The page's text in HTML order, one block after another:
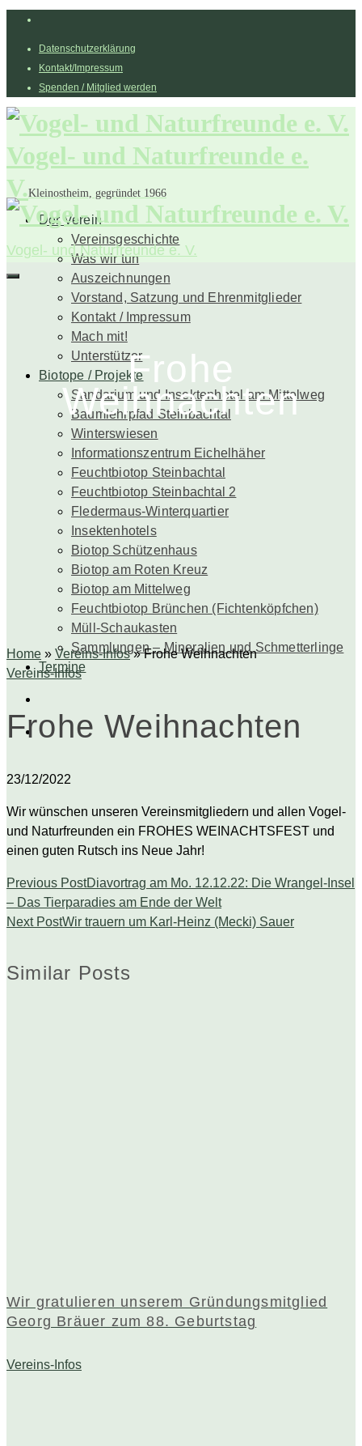
Datenschutzerklärung
Kontakt/Impressum
Spenden / Mitglied werden
Vogel- und Naturfreunde e.
V.Kleinostheim, gegründet 1966
Der Verein
Vereinsgeschichte
Was wir tun
Auszeichnungen
Vorstand, Satzung und Ehrenmitglieder
Kontakt / Impressum
Mach mit!
Unterstützer
Biotope / Projekte
Sandarium und Insektenhotel am Mittelweg
Baumlehrpfad Steinbachtal
Winterswiesen
Informationszentrum Eichelhäher
Feuchtbiotop Steinbachtal
Feuchtbiotop Steinbachtal 2
Fledermaus-Winterquartier
Insektenhotels
Biotop Schützenhaus
Biotop am Roten Kreuz
Biotop am Mittelweg
Feuchtbiotop Brünchen (Fichtenköpfchen)
Müll-Schaukasten
Sammlungen – Mineralien und Schmetterlinge
Termine
Vogel- und Naturfreunde e. V.
Frohe
Weihnachten
Home » Vereins-Infos » Frohe Weihnachten
Vereins-Infos
Frohe Weihnachten
23/12/2022
Wir wünschen unseren Vereinsmitgliedern und allen Vogel-
und Naturfreunden ein FROHES WEINACHTSFEST und
einen guten Rutsch ins Neue Jahr!
Previous PostDiavortrag am Mo. 12.12.22: Die Wrangel-Insel
– Das Tierparadies am Ende der Welt
Next PostWir trauern um Karl-Heinz (Mecki) Sauer
Similar Posts
Wir gratulieren unserem Gründungsmitglied
Georg Bräuer zum 88. Geburtstag
Vereins-Infos